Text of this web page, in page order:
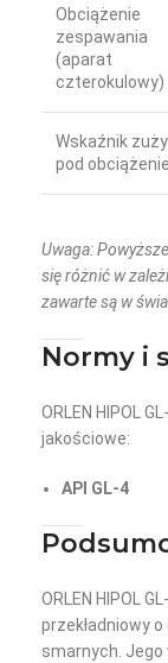
Obciążenie
zespawania
(aparat
czterokulowy)
Wskaźnik
pod
Uwaga:
się różnić w
zawarte są w
Normy i
ORLEN HIPOL
jakościowe:
API GL-4
ORLEN HIPOL
przekładniowy
smarnych. Jego